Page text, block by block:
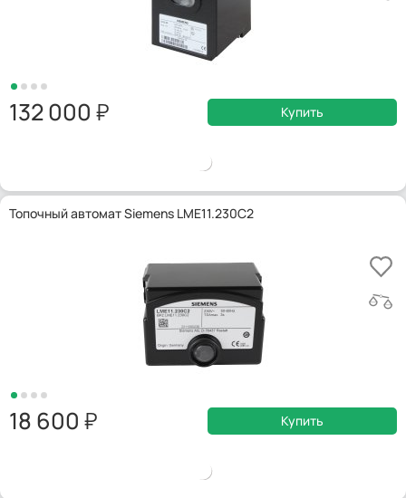
132 000 Купить
Топочный автомат Siemens LME11.230C2
18 600 Купить